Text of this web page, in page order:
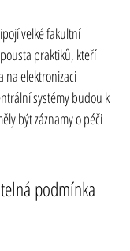
velké fakultní
praktiků, kteří
na elektronizaci
systémy budou k
být záznamy o péči
podmínka